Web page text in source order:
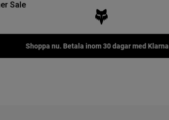
Sale
Shoppa nu. Betala inom 30 dagar med Klarna